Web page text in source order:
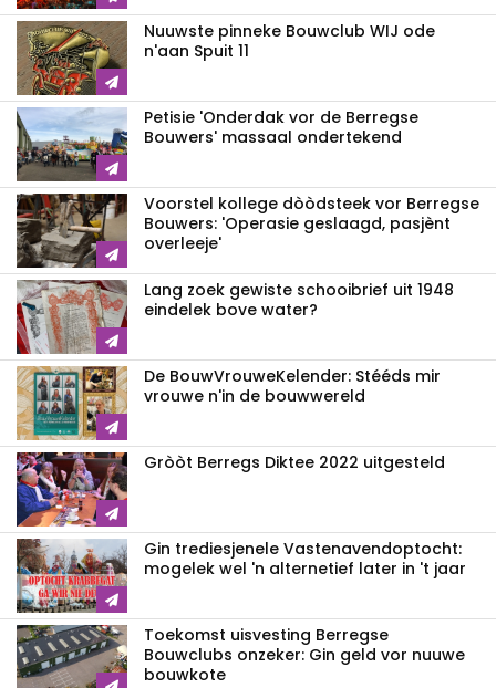
Nuuwste pinneke Bouwclub WIJ ode
n'aan Spuit 11
Petisie 'Onderdak vor de Berregse
Bouwers' massaal ondertekend
Voorstel kollege dòòdsteek vor Berregse
Bouwers: 'Operasie geslaagd, pasjènt
overleeje'
Lang zoek gewiste schooibrief uit 1948
eindelek bove water?
De BouwVrouweKelender: Stééds mir
vrouwe n'in de bouwwereld
Gròòt Berregs Diktee 2022 uitgesteld
Gin trediesjenele Vastenavend­optocht:
mogelek wel 'n alternetief later in 't jaar
Toekomst uisvesting Berregse
Bouwclubs onzeker: Gin geld vor nuuwe
bouwkote